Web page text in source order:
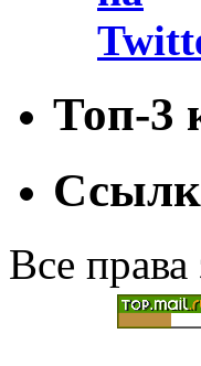
Топ-3
Все